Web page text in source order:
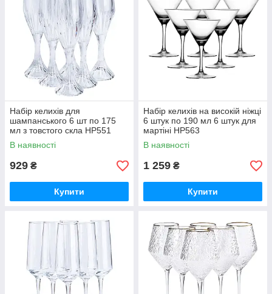
Набір келихів для
шампанського 6 шт по 175
мл з товстого скла HP551
В наявності
929 ₴
Купити
Набір келихів на високій ніжці
6 штук по 190 мл 6 штук для
мартіні HP563
В наявності
1 259 ₴
Купити